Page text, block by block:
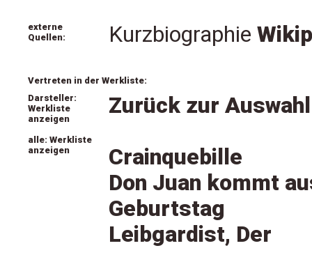
externe
Quellen:
Kurzbiographie
Vertreten in der Werkliste:
Darsteller:
Werkliste
anzeigen
alle: Werkliste
anzeigen
Zurück zur
Crainquebille
Don Juan kommt
Geburtstag
Leibgardist, Der